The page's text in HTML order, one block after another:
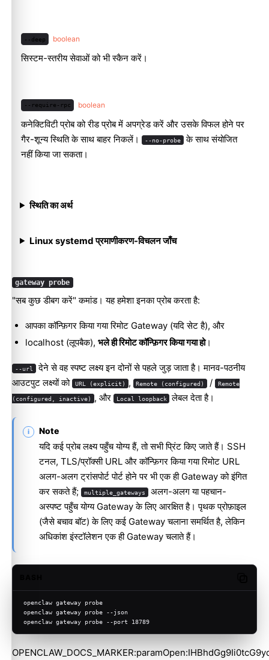
--deep boolean
सिस्टम-स्तरीय सेवाओं को भी स्कैन करें।
--require-rpc boolean
कनेक्टिविटी प्रोब को रीड प्रोब में अपग्रेड करें और उसके विफल होने पर
गैर-शून्य स्थिति के साथ बाहर निकलें।
--no-probe के साथ संयोजित
नहीं किया जा सकता।
स्थिति का अर्थ
Linux systemd प्रमाणीकरण-विचलन जाँच
gateway probe
"सब कुछ डीबग करें" कमांड। यह हमेशा इनका प्रोब करता है:
आपका कॉन्फ़िगर किया गया रिमोट Gateway (यदि सेट है), और
localhost (लूपबैक), भले ही रिमोट कॉन्फ़िगर किया गया हो।
--url देने से वह स्पष्ट लक्ष्य इन दोनों से पहले जुड़ जाता है। मानव-पठनीय
आउटपुट लक्ष्यों को
URL (explicit) , Remote (configured) / Remote
(configured, inactive) , और Local loopback लेबल देता है।
Note
यदि कई प्रोब लक्ष्य पहुँच योग्य हैं, तो सभी प्रिंट किए जाते हैं। SSH
टनल, TLS/प्रॉक्सी URL और कॉन्फ़िगर किया गया रिमोट URL
अलग-अलग ट्रांसपोर्ट पोर्ट होने पर भी एक ही Gateway को इंगित
कर सकते हैं;
multiple_gateways अलग-अलग या पहचान-
अस्पष्ट पहुँच योग्य Gateway के लिए आरक्षित है। पृथक प्रोफ़ाइल
(जैसे बचाव बॉट) के लिए कई Gateway चलाना समर्थित है, लेकिन
अधिकांश इंस्टॉलेशन एक ही Gateway चलाते हैं।
openclaw gateway probe
openclaw gateway probe --json
openclaw gateway probe --port 18789